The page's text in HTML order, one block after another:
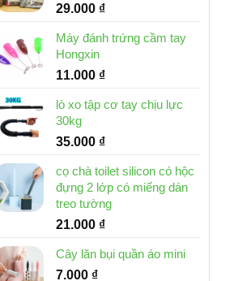
35.000 ₫.
29.000 ₫
Máy đánh trứng cầm tay
Hongxin
11.000 ₫
lò xo tập cơ tay chịu lực
30kg
35.000 ₫
cọ chà toilet silicon có hộc
đựng 2 lớp có miếng dán
treo tường
21.000 ₫
Cây lăn bụi quần áo mini
7.000 ₫